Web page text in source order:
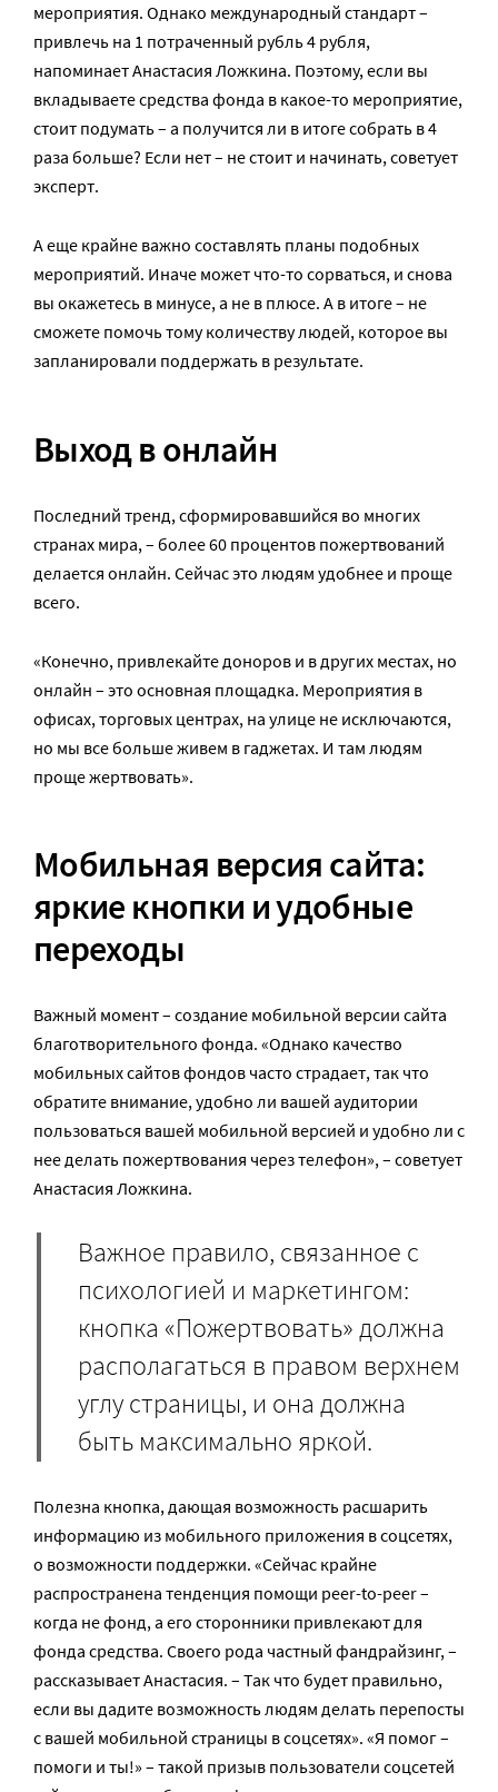
мероприятия. Однако международный стандарт –
привлечь на 1 потраченный рубль 4 рубля,
напоминает Анастасия Ложкина. Поэтому, если вы
вкладываете средства фонда в какое-то мероприятие,
стоит подумать – а получится ли в итоге собрать в 4
раза больше? Если нет – не стоит и начинать, советует
эксперт.
А еще крайне важно составлять планы подобных
мероприятий. Иначе может что-то сорваться, и снова
вы окажетесь в минусе, а не в плюсе. А в итоге – не
сможете помочь тому количеству людей, которое вы
запланировали поддержать в результате.
Выход в онлайн
Последний тренд, сформировавшийся во многих
странах мира, – более 60 процентов пожертвований
делается онлайн. Сейчас это людям удобнее и проще
всего.
«Конечно, привлекайте доноров и в других местах, но
онлайн – это основная площадка. Мероприятия в
офисах, торговых центрах, на улице не исключаются,
но мы все больше живем в гаджетах. И там людям
проще жертвовать».
Мобильная версия сайта:
яркие кнопки и удобные
переходы
Важный момент – создание мобильной версии сайта
благотворительного фонда. «Однако качество
мобильных сайтов фондов часто страдает, так что
обратите внимание, удобно ли вашей аудитории
пользоваться вашей мобильной версией и удобно ли с
нее делать пожертвования через телефон», – советует
Анастасия Ложкина.
Важное правило, связанное с
психологией и маркетингом:
кнопка «Пожертвовать» должна
располагаться в правом верхнем
углу страницы, и она должна
быть максимально яркой.
Полезна кнопка, дающая возможность расшарить
информацию из мобильного приложения в соцсетях,
о возможности поддержки. «Сейчас крайне
распространена тенденция помощи peer-to-peer –
когда не фонд, а его сторонники привлекают для
фонда средства. Своего рода частный фандрайзинг, –
рассказывает Анастасия. – Так что будет правильно,
если вы дадите возможность людям делать перепосты
с вашей мобильной страницы в соцсетях». «Я помог –
помоги и ты!» – такой призыв пользователи соцсетей